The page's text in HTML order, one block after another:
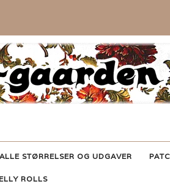
STØRRELSER OG UDGAVER
ROLLS